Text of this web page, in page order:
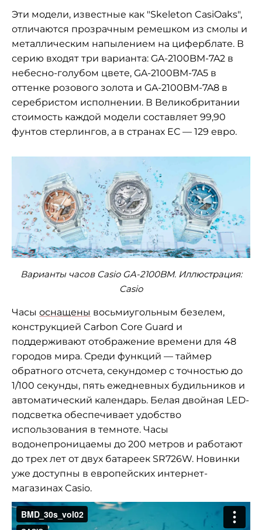
Эти модели, известные как "Skeleton CasiOaks",
отличаются прозрачным ремешком из смолы и
металлическим напылением на циферблате. В
серию входят три варианта: GA-2100BM-7A2 в
небесно-голубом цвете, GA-2100BM-7A5 в
оттенке розового золота и GA-2100BM-7A8 в
серебристом исполнении. В Великобритании
стоимость каждой модели составляет 99,90
фунтов стерлингов, а в странах ЕС — 129 евро.
Варианты часов Casio GA-2100BM. Иллюстрация:
Casio
Часы оснащены восьмиугольным безелем,
конструкцией Carbon Core Guard и
поддерживают отображение времени для 48
городов мира. Среди функций — таймер
обратного отсчета, секундомер с точностью до
1/100 секунды, пять ежедневных будильников и
автоматический календарь. Белая двойная LED-
подсветка обеспечивает удобство
использования в темноте. Часы
водонепроницаемы до 200 метров и работают
до трех лет от двух батареек SR726W. Новинки
уже доступны в европейских интернет-
магазинах Casio.